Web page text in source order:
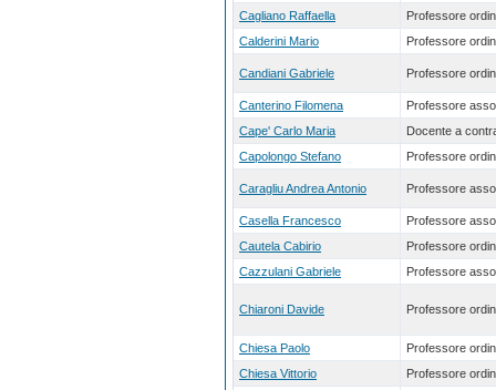
Cagliano Raffaella
Professore
Calderini Mario
Professore
Candiani Gabriele Professore
Canterino Filomena
Professore
Cape' Carlo Maria
Docente a
Capolongo Stefano
Professore
Caragliu Andrea Antonio Professore
Casella Francesco
Professore
Cautela Cabirio
Professore
Cazzulani Gabriele
Professore
Chiaroni Davide Professore
Chiesa Paolo
Professore
Chiesa Vittorio
Professore